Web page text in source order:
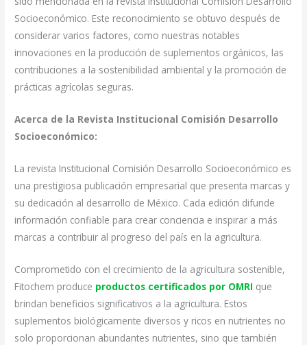
Socioeconómico. Este reconocimiento se obtuvo después de
considerar varios factores, como nuestras notables
innovaciones en la producción de suplementos orgánicos, las
contribuciones a la sostenibilidad ambiental y la promoción de
prácticas agrícolas seguras.
Acerca de la Revista Institucional Comisión Desarrollo
Socioeconómico:
La revista Institucional Comisión Desarrollo Socioeconómico es
una prestigiosa publicación empresarial que presenta marcas y
su dedicación al desarrollo de México. Cada edición difunde
información confiable para crear conciencia e inspirar a más
marcas a contribuir al progreso del país en la agricultura.
Comprometido con el crecimiento de la agricultura sostenible,
Fitochem produce productos certificados por OMRI que
brindan beneficios significativos a la agricultura. Estos
suplementos biológicamente diversos y ricos en nutrientes no
solo proporcionan abundantes nutrientes, sino que también